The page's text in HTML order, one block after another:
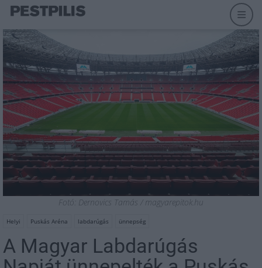
Fotó: Dernovics Tamás / magyarepitok.hu
Helyi Puskás Aréna labdarúgás ünnepség
A Magyar Labdarúgás